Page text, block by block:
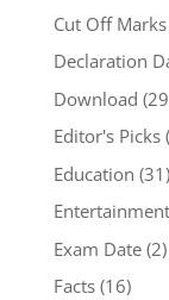
Cut Off Marks
Declaration
Download
Editor's Picks
Education (31)
Entertainment
Exam Date(2)
Facts(16)